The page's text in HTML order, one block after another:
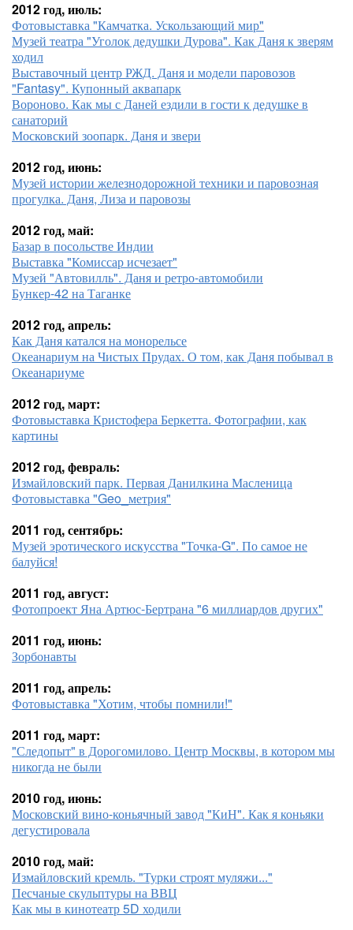
2012 год, июль:
Фотовыставка "Камчатка. Ускользающий мир"
Музей театра "Уголок дедушки Дурова". Как Даня к зверям
ходил
Выставочный центр РЖД. Даня и модели паровозов
"Fantasy". Купонный аквапарк
Вороново. Как мы с Даней ездили в гости к дедушке в
санаторий
Московский зоопарк. Даня и звери
2012 год, июнь:
Музей истории железнодорожной техники и паровозная
прогулка. Даня, Лиза и паровозы
2012 год, май:
Базар в посольстве Индии
Выставка "Комиссар исчезает"
Музей "Автовилль". Даня и ретро-автомобили
Бункер-42 на Таганке
2012 год, апрель:
Как Даня катался на монорельсе
Океанариум на Чистых Прудах. О том, как Даня побывал в
Океанариуме
2012 год, март:
Фотовыставка Кристофера Беркетта. Фотографии, как
картины
2012 год, февраль:
Измайловский парк. Первая Данилкина Масленица
Фотовыставка "Geo_метрия"
2011 год, сентябрь:
Музей эротического искусства "Точка-G". По самое не
балуйся!
2011 год, август:
Фотопроект Яна Артюс-Бертрана "6 миллиардов других"
2011 год, июнь:
Зорбонавты
2011 год, апрель:
Фотовыставка "Хотим, чтобы помнили!"
2011 год, март:
"Следопыт" в Дорогомилово. Центр Москвы, в котором мы
никогда не были
2010 год, июнь:
Московский вино-коньячный завод "КиН". Как я коньяки
дегустировала
2010 год, май:
Измайловский кремль. "Турки строят муляжи..."
Песчаные скульптуры на ВВЦ
Как мы в кинотеатр 5D ходили